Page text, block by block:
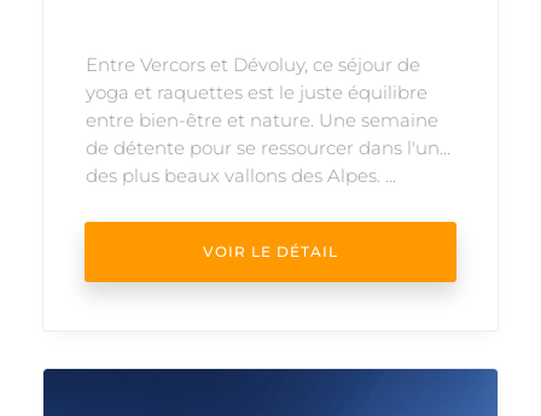
Entre Vercors et Dévoluy, ce séjour de
yoga et raquettes est le juste équilibre
entre bien-être et nature. Une semaine
de détente pour se ressourcer dans l'un
des plus beaux vallons des Alpes. ...
VOIR LE DÉTAIL